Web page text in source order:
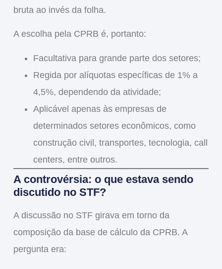
bruta ao invés da folha.
A escolha pela CPRB é, portanto:
Facultativa para grande parte dos setores;
Regida por alíquotas específicasde 1% a
4,5%, dependendo da atividade;
Aplicável apenas às empresas de
determinados setores econômicos, como
construção civil, transportes, tecnologia, call
centers, entre outros.
A controvérsia: o que estava sendo
discutido no STF?
A discussão no STF girava em torno da
composição da base de cálculo da CPRB. A
pergunta era: